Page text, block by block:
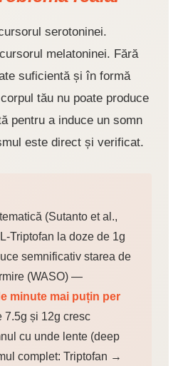
serotoninei.
melatoninei. Fără
suficientă și în formă
tău nu poate produce
pentru a induce un somn
este direct și verificat.
(Sutanto et al.,
Triptofan la doze de 1g
semnificativ starea de
(WASO) —
minute mai puțin per
7.5g și 12g cresc
cu unde lente (deep
complet: Triptofan →